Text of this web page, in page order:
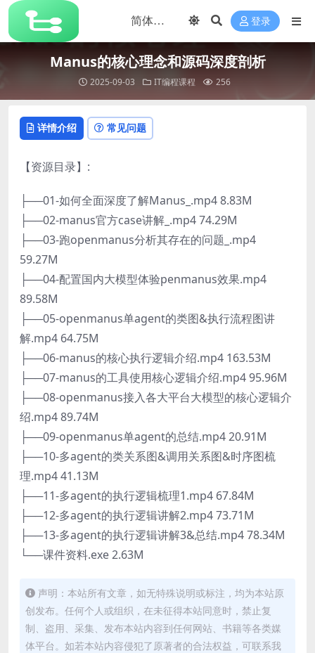
登录
Manus的核心理念和源码深度剖析
2025-09-03 IT编程课程 256
详情介绍 常见问题
【资源目录】:
├──01-如何全面深度了解Manus_.mp4 8.83M
├──02-manus官方case讲解_.mp4 74.29M
├──03-跑openmanus分析其存在的问题_.mp4
59.27M
├──04-配置国内大模型体验penmanus效果.mp4
89.58M
├──05-openmanus单agent的类图&执行流程图讲
解.mp4 64.75M
├──06-manus的核心执行逻辑介绍.mp4 163.53M
├──07-manus的工具使用核心逻辑介绍.mp4 95.96M
├──08-openmanus接入各大平台大模型的核心逻辑介
绍.mp4 89.74M
├──09-openmanus单agent的总结.mp4 20.91M
├──10-多agent的类关系图&调用关系图&时序图梳
理.mp4 41.13M
├──11-多agent的执行逻辑梳理1.mp4 67.84M
├──12-多agent的执行逻辑讲解2.mp4 73.71M
├──13-多agent的执行逻辑讲解3&总结.mp4 78.34M
└──课件资料.exe 2.63M
声明：本站所有文章，如无特殊说明或标注，均为本站原
创发布。任何个人或组织，在未征得本站同意时，禁止复
制、盗用、采集、发布本站内容到任何网站、书籍等各类媒
体平台。如若本站内容侵犯了原著者的合法权益，可联系我